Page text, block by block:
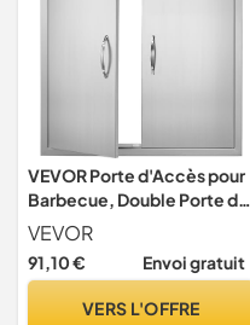
VEVOR Porte d'Accès pour
Barbecue, Double Porte de
Cuisine Extérieure
790x790x46 mm, Porte
Encastrée en Acier
pour Îlot de Barbecue,
VEVOR
91,10 € Envoi gratuit
VERS L'OFFRE